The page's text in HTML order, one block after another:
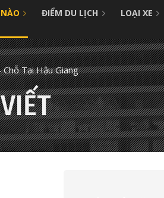
ĐIỂM DU LỊCH LOẠI XE
Tại Hậu Giang